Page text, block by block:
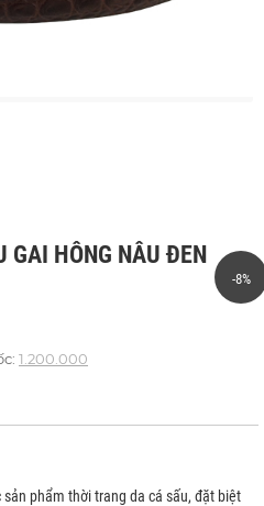
-8%
GAI HÔNG NÂU ĐEN
1.200.000
phẩm thời trang da cá sấu, đặt biệt